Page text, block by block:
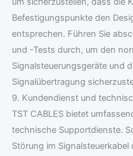
Befestigungspunkte den
entsprechen. Führen Sie
und -Tests durch, um den
Signalsteuerungsgeräte und
Signalübertragung
9. Kundendienst und
TST CABLES bietet
technische Supportdienste.
Störung im